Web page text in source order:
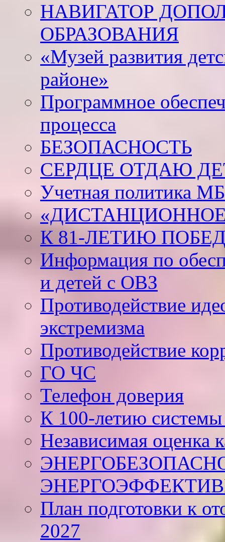
НАВИГАТОР
ОБРАЗОВАНИЯ
«Музей развития
районе»
Программное
процесса
БЕЗОПАСНОСТЬ
СЕРДЦЕ ОТДАЮ
Учетная политика
К 81-ЛЕТИЮ
Информация по
и детей с ОВЗ
Противодействие
экстремизма
Противодействие
ГО ЧС
Телефон доверия
К 100-летию системы
Независимая оценка
План подготовки к
2027